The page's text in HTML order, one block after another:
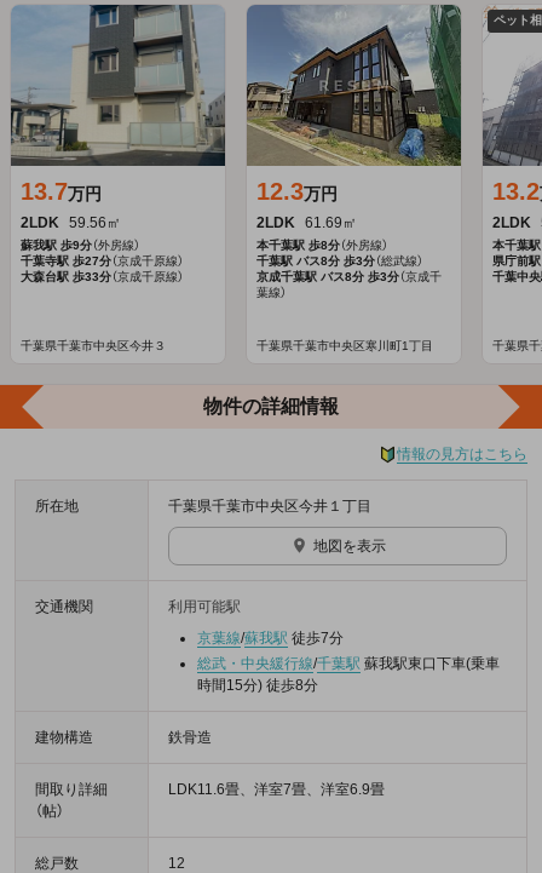
13.7万円
2LDK 59.56㎡
蘇我駅 歩9分（外房線）
千葉寺駅 歩27分（京成千原線）
大森台駅 歩33分（京成千原線）
千葉県千葉市中央区今井３
12.3万円
2LDK 61.69㎡
本千葉駅 歩8分（外房線）
千葉駅 バス8分 歩3分（総武線）
京成千葉駅 バス8分 歩3分（京成千
葉線）
千葉県千葉市中央区寒川町1丁目
ペット
13.2
2LDK
本千葉駅
県庁前駅
千葉中
千葉県
物件の詳細情報
情報の見方はこちら
所在地 千葉県千葉市中央区今井１丁目
地図を表示
交通機関
利用可能駅
京葉線/蘇我駅 徒歩7分
総武・中央緩行線/千葉駅 蘇我駅東口下車(乗車
時間15分) 徒歩8分
建物構造 鉄骨造
間取り詳細
（帖）
LDK11.6畳、洋室7畳、洋室6.9畳
総戸数 12